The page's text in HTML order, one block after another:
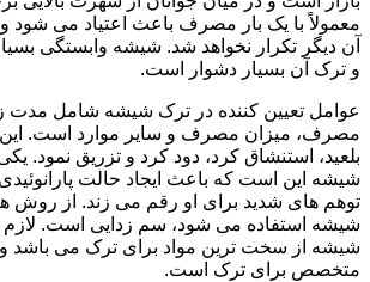
معمولاً با یک بار مصرف باعث اعتیاد می
آن دیگر تکرار نخواهد شد. شیشه وابستگی
و ترک آن بسیار دشوار است.
عوامل تعیین کننده در ترک شیشه شامل
مصرف، میزان مصرف و سایر موارد است. این
بلعید، استنشاق کرد، دود کرد و تزریق نمود.
شیشه این است که باعث ایجاد حالت
توهم های شدید برای او رقم می زند. از روش
شیشه استفاده می شود، سم زدایی است.
شیشه از سخت ترین مواد برای ترک می باشد و
متخصص برای ترک است.